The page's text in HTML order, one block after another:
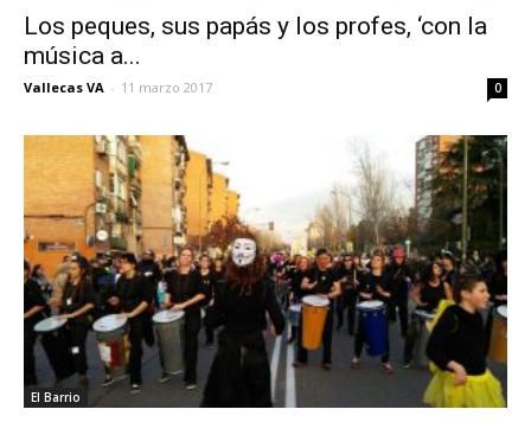
Los peques, sus papás y los profes, ‘con la
música a...
Vallecas VA - 11 marzo 2017 0
El Barrio